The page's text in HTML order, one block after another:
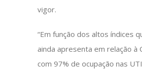
vigor.
“Em função dos altos índices
ainda apresenta em relação à
com 97% de ocupação nas